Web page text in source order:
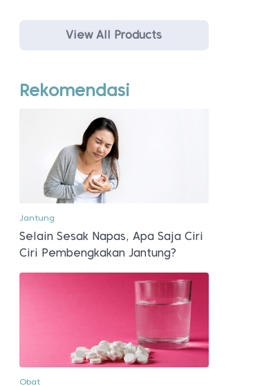
View All Products
Rekomendasi
Jantung
Selain Sesak Napas, Apa Saja Ciri
Ciri Pembengkakan Jantung?
Obat